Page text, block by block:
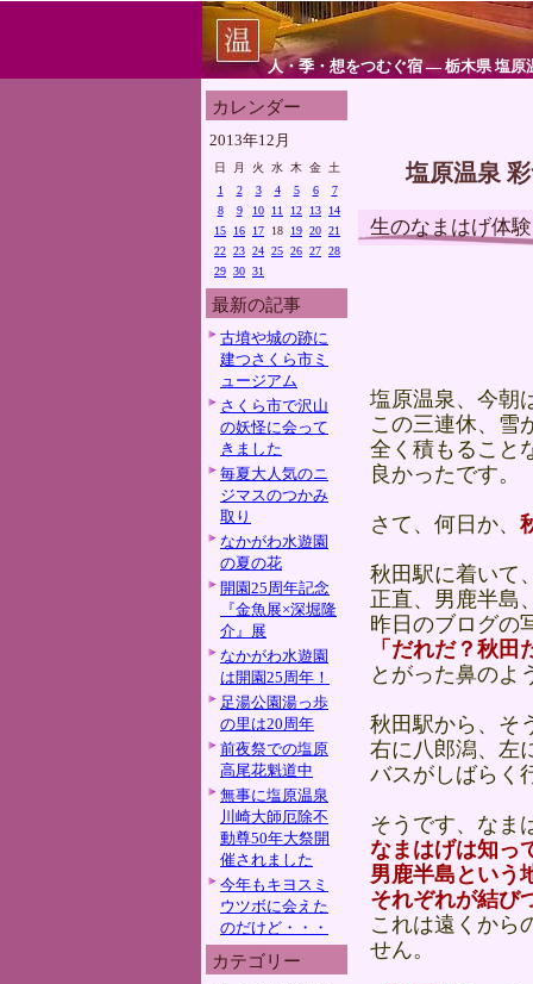
人・季・想をつむぐ宿 ― 栃木県 塩原
カレンダー
2013年12月
日 月 火 水 木 金
土
1
2 3 4 5 6
7
8
9 10 11 12 13
14
15
16 17 18 19 20 21
22 23 24 25 26 27 28
29 30 31
最新の記事
古墳や城の跡に
建つさくら市ミ
ュージアム
さくら市で沢山
の妖怪に会って
きました
毎夏大人気のニ
ジマスのつかみ
取り
なかがわ水遊園
の夏の花
開園25周年記念
『金魚展×深堀隆
介』展
なかがわ水遊園
は開園25周年！
足湯公園湯っ歩
の里は20周年
前夜祭での塩原
高尾花魁道中
無事に塩原温泉
川崎大師厄除不
動尊50年大祭開
催されました
今年もキヨスミ
ウツボに会えた
のだけど・・・
カテゴリー
塩原温泉
生のなまはげ体験
塩原温泉、今朝
この三連休、雪
全く積もること
良かったです。
さて、何日か、
秋田駅に着いて
正直、男鹿半島
昨日のブログの
「だれだ？秋田
とがった鼻のよ
秋田駅から、そ
右に八郎潟、左
バスがしばらく
そうです、なま
なまはげは知っ
男鹿半島という
それぞれが結び
これは遠くから
せん。